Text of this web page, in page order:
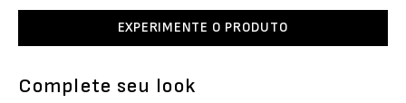
EXPERIMENTE O PRODUTO
Complete seu look